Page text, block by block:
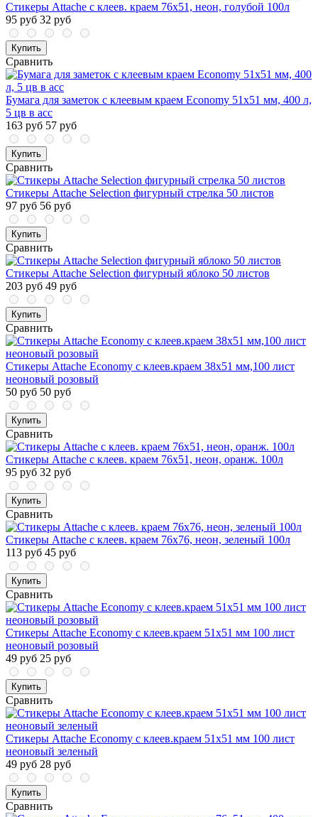
Стикеры Attache с клеев. краем 76х51, неон, голубой 100л
95 руб 32 руб
Купить
Сравнить
Бумага для заметок с клеевым краем Economy 51x51 мм, 400 л,
5 цв в асс
163 руб 57 руб
Купить
Сравнить
Стикеры Attache Selection фигурный стрелка 50 листов
97 руб 56 руб
Купить
Сравнить
Стикеры Attache Selection фигурный яблоко 50 листов
203 руб 49 руб
Купить
Сравнить
Стикеры Attache Economy с клеев.краем 38x51 мм,100 лист
неоновый розовый
50 руб 50 руб
Купить
Сравнить
Стикеры Attache с клеев. краем 76х51, неон, оранж. 100л
95 руб 32 руб
Купить
Сравнить
Стикеры Attache с клеев. краем 76х76, неон, зеленый 100л
113 руб 45 руб
Купить
Сравнить
Стикеры Attache Economy с клеев.краем 51x51 мм 100 лист
неоновый розовый
49 руб 25 руб
Купить
Сравнить
Стикеры Attache Economy с клеев.краем 51x51 мм 100 лист
неоновый зеленый
49 руб 28 руб
Купить
Сравнить